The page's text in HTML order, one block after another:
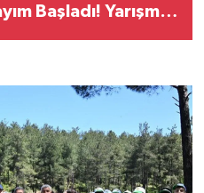
Başladı! Yarışma